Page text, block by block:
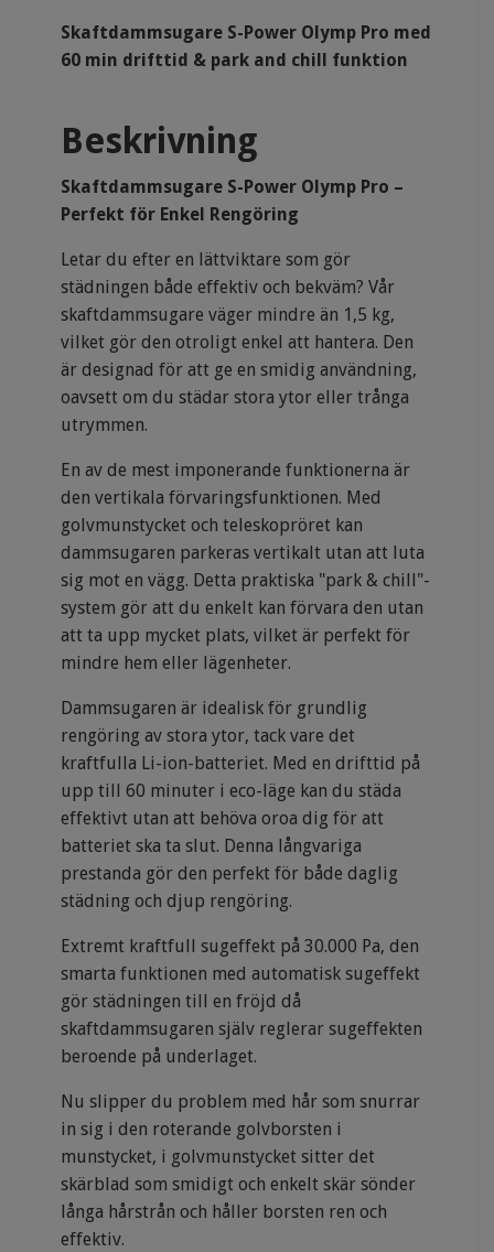
Skaftdammsugare S-Power Olymp Pro med
60 min drifttid & park and chill funktion
Beskrivning
Skaftdammsugare S-Power Olymp Pro –
Perfekt för Enkel Rengöring
Letar du efter en lättviktare som gör
städningen både effektiv och bekväm? Vår
skaftdammsugare väger mindre än 1,5 kg,
vilket gör den otroligt enkel att hantera. Den
är designad för att ge en smidig användning,
oavsett om du städar stora ytor eller trånga
utrymmen.
En av de mest imponerande funktionerna är
den vertikala förvaringsfunktionen. Med
golvmunstycket och teleskopröret kan
dammsugaren parkeras vertikalt utan att luta
sig mot en vägg. Detta praktiska "park & chill"-
system gör att du enkelt kan förvara den utan
att ta upp mycket plats, vilket är perfekt för
mindre hem eller lägenheter.
Dammsugaren är idealisk för grundlig
rengöring av stora ytor, tack vare det
kraftfulla Li-ion-batteriet. Med en drifttid på
upp till 60 minuter i eco-läge kan du städa
effektivt utan att behöva oroa dig för att
batteriet ska ta slut. Denna långvariga
prestanda gör den perfekt för både daglig
städning och djup rengöring.
Extremt kraftfull sugeffekt på 30.000 Pa, den
smarta funktionen med automatisk sugeffekt
gör städningen till en fröjd då
skaftdammsugaren själv reglerar sugeffekten
beroende på underlaget.
Nu slipper du problem med hår som snurrar
in sig i den roterande golvborsten i
munstycket, i golvmunstycket sitter det
skärblad som smidigt och enkelt skär sönder
långa hårstrån och håller borsten ren och
effektiv.